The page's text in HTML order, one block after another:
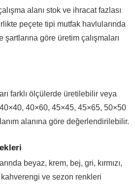
alanı stok ve ihracat fazlası
peçete tipi mutfak havlularında
göre üretim çalışmaları
farklı ölçülerde üretilebilir veya
40×60, 45×45, 45×65, 50×50
alanına göre değerlendirilebilir.
beyaz, krem, bej, gri, kırmızı,
ve sezon renkleri